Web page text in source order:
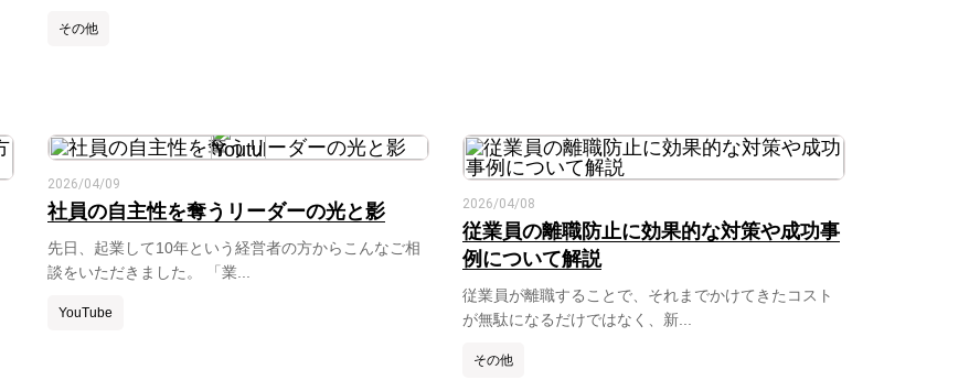
その他
2026/04/09
社員の自主性を奪うリーダーの光と影
先日、起業して10年という経営者の方からこんなご相
談をいただきました。 「業...
YouTube
2026/04/08
従業員の離職防止に効果的な対策や成功事
例について解説
従業員が離職することで、それまでかけてきたコスト
が無駄になるだけではなく、新...
その他